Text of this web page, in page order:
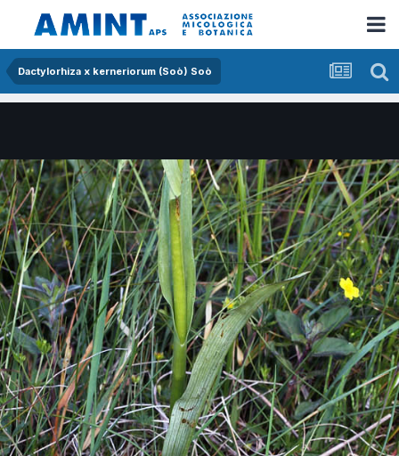
Dactylorhiza x kerneriorum (Soò) Soò